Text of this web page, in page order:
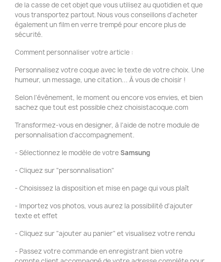
de la casse de cet objet que vous utilisez au quotidien et que
vous transportez partout. Nous vous conseillons d'acheter
également un film en verre trempé pour encore plus de
sécurité.
Comment personnaliser votre article :
Personnalisez votre coque avec le texte de votre choix. Une
humeur, un message, une citation... À vous de choisir !
Selon l'évènement, le moment ou encore vos envies, et bien
sachez que tout est possible chez choisistacoque.com
Transformez-vous en designer, à l'aide de notre module de
personnalisation d'accompagnement.
- Sélectionnez le modèle de votreSamsung
- Cliquez sur "personnalisation"
- Choisissez la disposition et mise en page qui vous plaît
- Importez vos photos, vous aurez la possibilité d'ajouter
texte et effet
- Cliquez sur "ajouter au panier" et visualisez votre rendu
- Passez votre commande en enregistrant bien votre